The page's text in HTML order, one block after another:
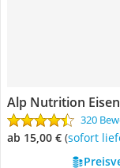
Alp Nutrition
320
ab 15,00 € ( Sofort